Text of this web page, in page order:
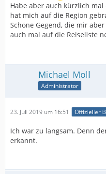
Habe aber auch kürzlich
hat mich auf die Region
Schöne Gegend, die mir
auch mal auf die Reiseliste
Michael Moll
Administrator
23. Juli 2019 um 16:51 Offizieller
Ich war zu langsam. Denn
erkannt.